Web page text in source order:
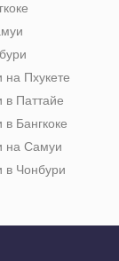
на Пхукете
в Паттайе
в Бангкоке
на Самуи
в Чонбури